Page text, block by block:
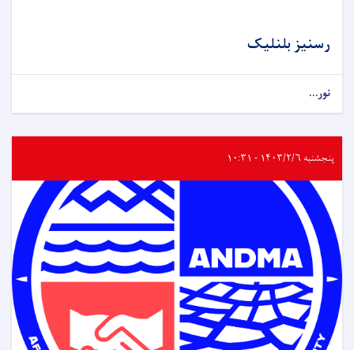
رسنیز بلنلیک
نور...
پنجشنبه ۱۴۰۳/۲/۶ - ۱۰:۳۱